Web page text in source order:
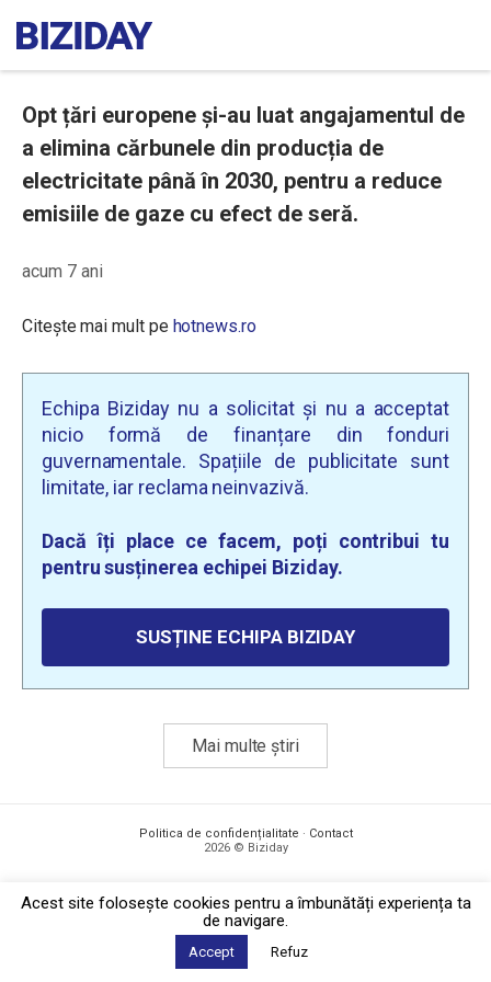
Opt țări europene și-au luat angajamentul de
a elimina cărbunele din producția de
electricitate până în 2030, pentru a reduce
emisiile de gaze cu efect de seră.
acum 7 ani
Citește mai mult pe hotnews.ro
Echipa Biziday nu a solicitat și nu a acceptat
nicio formă de finanțare din fonduri
guvernamentale. Spațiile de publicitate sunt
limitate, iar reclama neinvazivă.
Dacă îți place ce facem, poți contribui tu
pentru susținerea echipei Biziday.
SUSȚINE ECHIPA BIZIDAY
Mai multe știri
Politica de confidențialitate · Contact
2026 © Biziday
Acest site foloseşte cookies pentru a îmbunătăți experiența ta
de navigare.
Accept Refuz